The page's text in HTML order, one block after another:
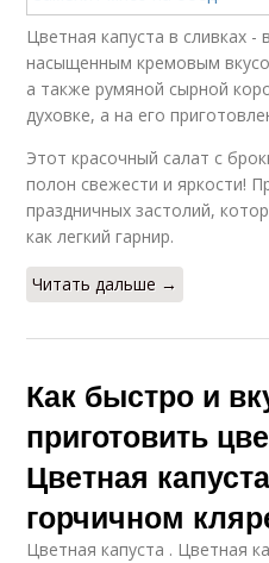
Цветная капуста в сливках
насыщенным кремовым
а также румяной сырной
духовке, а на его
Этот красочный салат с
полон свежести и яркости!
праздничных застолий,
как легкий гарнир.
Читать дальше →
Как быстро и
приготовить
Цветная
горчичном
Цветная капуста . Цветная